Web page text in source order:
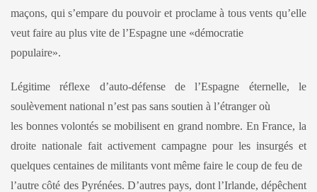
maçons, qui s’empare du pouvoir et proclame à tous vents qu’elle
veut faire au plus vite de l’Espagne une «démocratie
populaire».
Légitime réflexe d’auto-défense de l’Espagne éternelle, le
soulèvement national n’est pas sans soutien à l’étranger où
les bonnes volontés se mobilisent en grand nombre. En France, la
droite nationale fait activement campagne pour les insurgés et
quelques centaines de militants vont même faire le coup de feu de
l’autre côté des Pyrénées. D’autres pays, dont l’Irlande, dépêchent